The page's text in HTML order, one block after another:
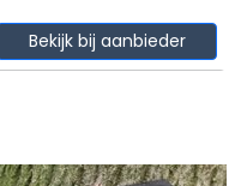
Bekijk bij aanbieder